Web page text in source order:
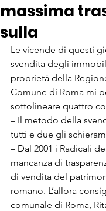
massima
sulla
Le vicende di questi
svendita degli
proprietà della
Comune di Roma mi
sottolineare quattro
– Il metodo della
tutti e due gli
– Dal 2001 i Radicali
mancanza di
di vendita del
romano. L’allora
comunale di Roma,